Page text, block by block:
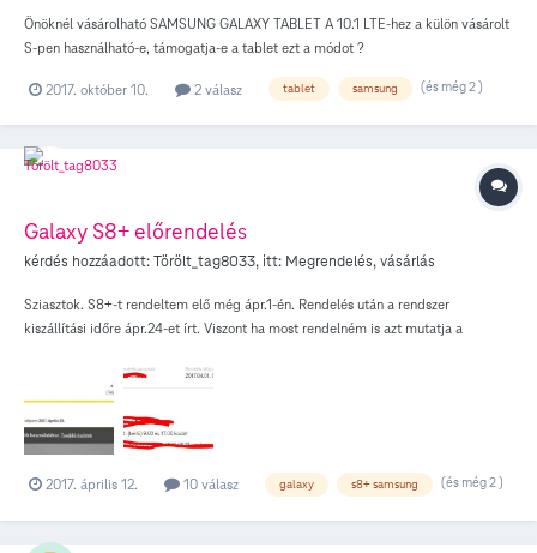
Önöknél vásárolható SAMSUNG GALAXY TABLET A 10.1 LTE-hez a külön vásárolt
S-pen használható-e, támogatja-e a tablet ezt a módot ?
2017. október 10. 2 válasz tablet samsung (és még 2 )
Galaxy S8+ előrendelés
kérdés hozzáadott:Törölt_tag8033, itt: Megrendelés, vásárlás
Sziasztok. S8+-t rendeltem elő még ápr.1-én. Rendelés után a rendszer
kiszállítási időre ápr.24-et írt. Viszont ha most rendelném is azt mutatja a
meg, ha ápr 24-et mutat kiszállításnak a megrendelésemre? Ha nem lehet
teljesíteni 20-án, akkor meg miért van feltüntetve a készüléknél a 20-i dátum??
2017. április 12. 10 válasz galaxy s8+ samsung (és még 2 )